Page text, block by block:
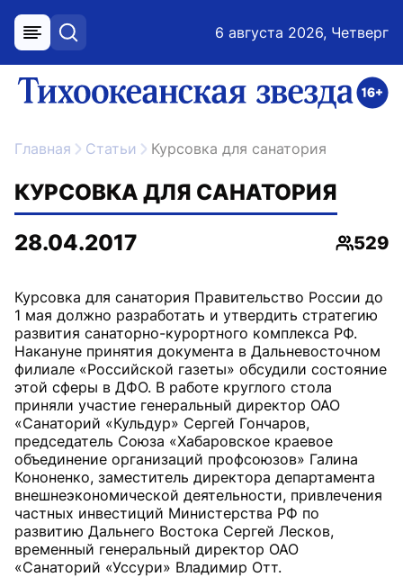
меню поиск 6 августа 2026, Четверг
ссылка на главную
Главная Статьи Курсовка для санатория
КУРСОВКА ДЛЯ САНАТОРИЯ
28.04.2017
529
Курсовка для санатория Правительство России до
1 мая должно разработать и утвердить стратегию
развития санаторно-курортного комплекса РФ.
Накануне принятия документа в Дальневосточном
филиале «Российской газеты» обсудили состояние
этой сферы в ДФО. В работе круглого стола
приняли участие генеральный директор ОАО
«Санаторий «Кульдур» Сергей Гончаров,
председатель Союза «Хабаровское краевое
объединение организаций профсоюзов» Галина
Кононенко, заместитель директора департамента
внешнеэкономической деятельности, привлечения
частных инвестиций Министерства РФ по
развитию Дальнего Востока Сергей Лесков,
временный генеральный директор ОАО
«Санаторий «Уссури» Владимир Отт.